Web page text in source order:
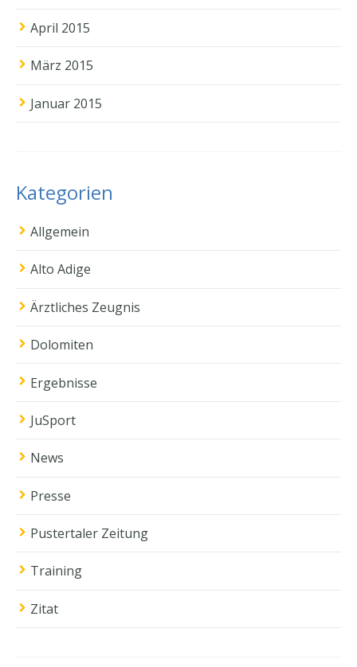
April 2015
März 2015
Januar 2015
Kategorien
Allgemein
Alto Adige
Ärztliches Zeugnis
Dolomiten
Ergebnisse
JuSport
News
Presse
Pustertaler Zeitung
Training
Zitat